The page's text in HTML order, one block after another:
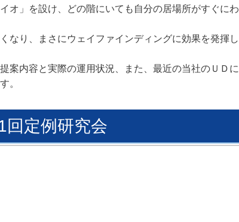
オ」を設け、
どの階にいても自分の居場所がすぐにわ
なり、まさに ウェイファインディングに効果を発揮し
案内容と実際の運用状況、また、 最近の当社のＵＤに
。
定例研究会